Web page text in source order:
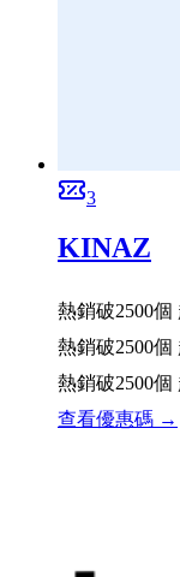
3
KINAZ
熱銷破2500
熱銷破2500
熱銷破2500
查看優惠碼 →